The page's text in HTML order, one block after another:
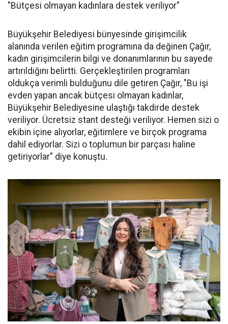
"Bütçesi olmayan kadınlara destek veriliyor"
Büyükşehir Belediyesi bünyesinde girişimcilik
alanında verilen eğitim programına da değinen Çağır,
kadın girişimcilerin bilgi ve donanımlarının bu sayede
artırıldığını belirtti. Gerçekleştirilen programları
oldukça verimli bulduğunu dile getiren Çağır, "Bu işi
evden yapan ancak bütçesi olmayan kadınlar,
Büyükşehir Belediyesine ulaştığı takdirde destek
veriliyor. Ücretsiz stant desteği veriliyor. Hemen sizi o
ekibin içine alıyorlar, eğitimlere ve birçok programa
dahil ediyorlar. Sizi o toplumun bir parçası haline
getiriyorlar" diye konuştu.